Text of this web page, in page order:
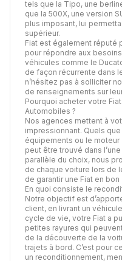
tels que la Tipo, une
que la 500X, une version
plus imposant, lui
supérieur.
Fiat est également réputé
pour répondre aux
véhicules comme le
de façon récurrente dans
n’hésitez pas à solliciter
de renseignements sur
Pourquoi acheter votre
Automobiles ?
Nos agences mettent à
impressionnant. Quels
équipements ou le
peut être trouvé dans
parallèle du choix, nous
de chaque voiture lors de
de garantir une Fiat en
En quoi consiste le
Notre objectif est
client, en livrant un
cycle de vie, votre Fiat a
petites rayures qui
de la découverte de la
trajets à bord. C’est pour
un reconditionnement,